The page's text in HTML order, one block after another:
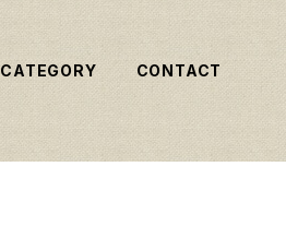
CATEGORY CONTACT